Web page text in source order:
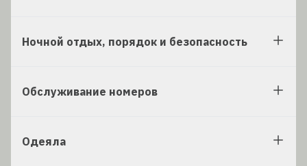
Ночной отдых, порядок и безопасность
Обслуживание номеров
Одеяла